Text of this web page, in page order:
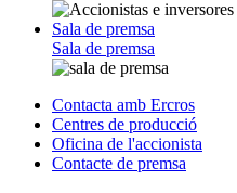
Sala de premsa
Sala de premsa
Contacta amb Ercros
Centres de producció
Oficina de l'accionista
Contacte de premsa